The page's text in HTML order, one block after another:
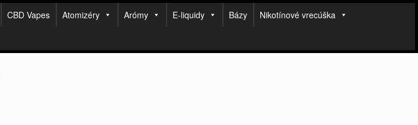
CBD Vapes Atomizéry Arómy E-liquidy Bázy
Nikotínové vrecúška